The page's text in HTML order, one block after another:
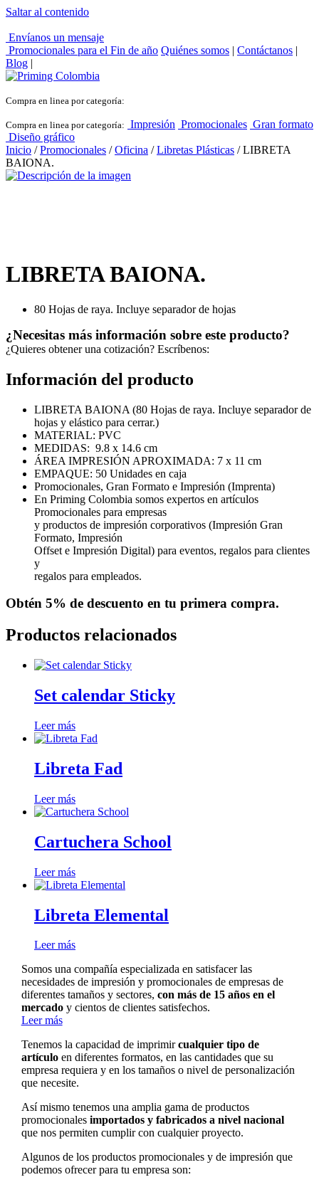
Saltar al contenido
Envíanos un mensaje
Promocionales para el Fin de año Quiénes somos | Contáctanos |
Blog |
Compra en linea por categoría:
Compra en linea por categoría: Impresión Promocionales Gran formato
Diseño gráfico
Inicio /Promocionales /Oficina /Libretas Plásticas / LIBRETA
BAIONA.
LIBRETA BAIONA.
80 Hojas de raya. Incluye separador de hojas
¿Necesitas más información sobre este producto?
¿Quieres obtener una cotización? Escríbenos:
Información del producto
LIBRETA BAIONA (80 Hojas de raya. Incluye separador de
hojas y elástico para cerrar.)
MATERIAL: PVC
MEDIDAS: 9.8 x 14.6 cm
ÁREA IMPRESIÓN APROXIMADA: 7 x 11 cm
EMPAQUE: 50 Unidades en caja
Promocionales, Gran Formato e Impresión (Imprenta)
En Priming Colombia somos expertos en artículos
Promocionales para empresas
y productos de impresión corporativos (Impresión Gran
Formato, Impresión
Offset e Impresión Digital) para eventos, regalos para clientes
y
regalos para empleados.
Obtén 5% de descuento en tu primera compra.
Productos relacionados
Set calendar Sticky
Leer más
Libreta Fad
Leer más
Cartuchera School
Leer más
Libreta Elemental
Leer más
Somos una compañía especializada en satisfacer las
necesidades de impresión y promocionales de empresas de
diferentes tamaños y sectores, con más de 15 años en el
mercadoy cientos de clientes satisfechos.
Leer más
Tenemos la capacidad de imprimircualquier tipo de
artículoen diferentes formatos, en las cantidades que su
empresa requiera y en los tamaños o nivel de personalización
que necesite.
Así mismo tenemos una amplia gama de productos
promocionales importados y fabricados a nivel nacional
que nos permiten cumplir con cualquier proyecto.
Algunos de los productos promocionales y de impresión que
podemos ofrecer para tu empresa son: